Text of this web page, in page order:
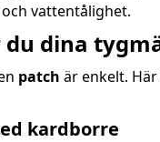
vattentålighet.
du dina
patch är enkelt.
kardborre